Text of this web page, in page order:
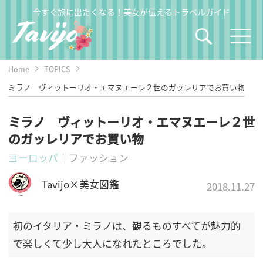
今すぐ旅に出たくなる！美女が伝えるトラベルガイド
Home
TOPICS
ミラノ ヴィットーリオ・エマヌエーレ２世のガッレリアでお買い物
ミラノ ヴィットーリオ・エマヌエーレ２世
のガッレリアでお買い物
ヨーロッパ
ファッション
Tavijo×美女図鑑
2018.11.27
初のイタリア・ミラノは、観るものすべてが魅力的
で楽しくて少し大人になれたところでした。